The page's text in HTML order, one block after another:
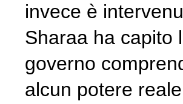
invece è
Sharaa ha capito
governo
alcun potere